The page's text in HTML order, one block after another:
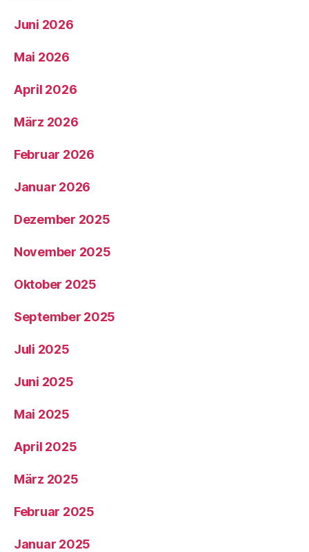
Juni 2026
Mai 2026
April 2026
März 2026
Februar 2026
Januar 2026
Dezember 2025
November 2025
Oktober 2025
September 2025
Juli 2025
Juni 2025
Mai 2025
April 2025
März 2025
Februar 2025
Januar 2025